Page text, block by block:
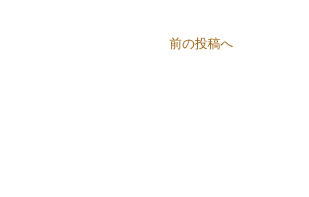
前の投稿へ